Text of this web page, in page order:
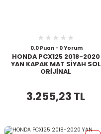
0.0 Puan - 0 Yorum
HONDA PCX125 2018-2020
YAN KAPAK MAT SİYAH SOL
ORİJİNAL
3.255,23 TL